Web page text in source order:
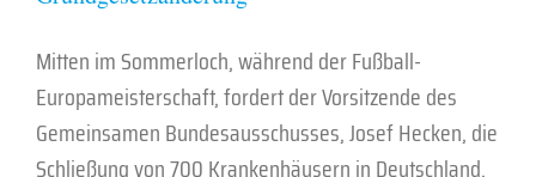
Mitten im Sommerloch, während der Fußball-
Europameisterschaft, fordert der Vorsitzende des
Gemeinsamen Bundesausschusses, Josef Hecken, die
Schließung von 700 Krankenhäusern in Deutschland.